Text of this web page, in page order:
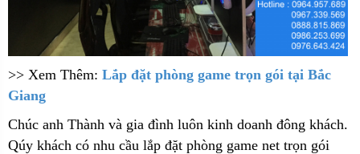
>> Xem Thêm: Lắp đặt phòng game trọn gói tại Bắc
Giang
Chúc anh Thành và gia đình luôn kinh doanh đông khách.
Qúy khách có nhu cầu lắp đặt phòng game net trọn gói